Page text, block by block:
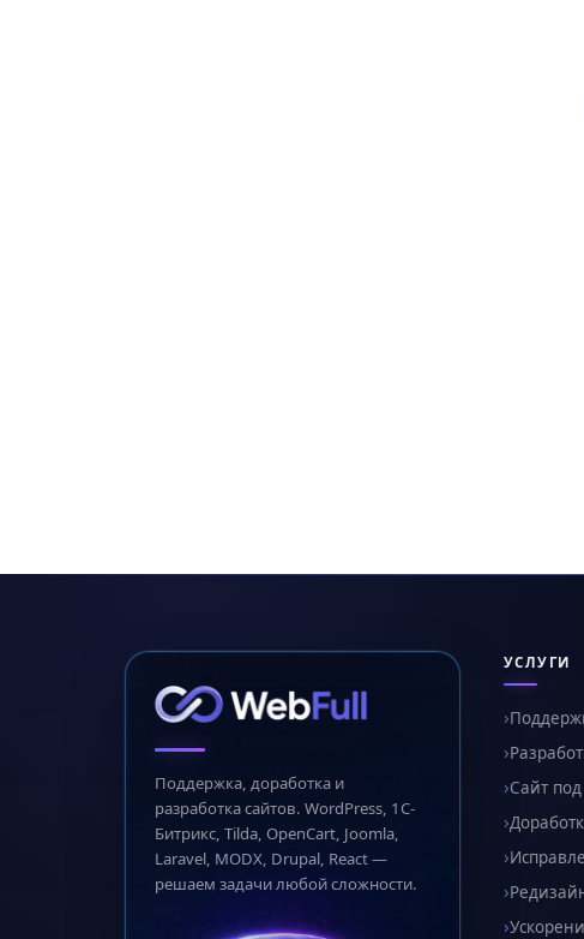
Поддержка, доработка и
разработка сайтов. WordPress, 1С-
Битрикс, Tilda, OpenCart, Joomla,
Laravel, MODX, Drupal, React —
решаем задачи любой сложности.
УСЛУГИ
Сайт